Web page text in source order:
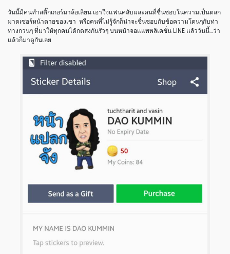
วันนี้มีคนทำสติ๊กเกอร์มาล้อเลียน เอาใจแฟนคลับและคนที่ชื่นชอบในความเป็นตลก
มาดเซอร์หน้าตายของเขา หรือคนที่ไม่รู้จักก็น่าจะชื่นชอบกับข้อความโดนๆกับท่า
ทางกวนๆ ที่มาให้ทุกคนได้กดส่งกันรัวๆ บนหน้าจอเเแพพลิเคชั่น LINE เเล้ววันนี้…ว่า
แล้วก็มาดูกันเลย